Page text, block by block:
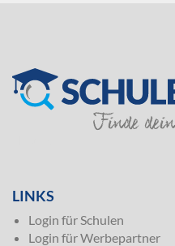
LINKS
Login für Schulen
Login für Werbepartner